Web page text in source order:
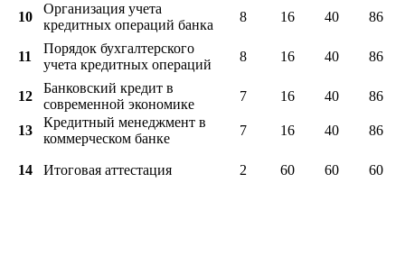
10
Организация учета
кредитных операций банка
8 16 40 86
11
Порядок бухгалтерского
учета кредитных операций
8 16 40 86
12
Банковский кредит в
современной экономике
7 16 40 86
13
Кредитный менеджмент в
коммерческом банке
7 16 40 86
14 Итоговая аттестация 2 60 60 60